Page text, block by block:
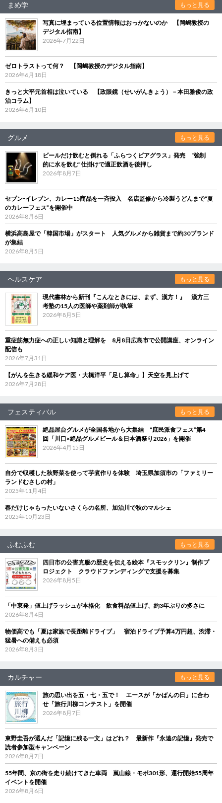
まめ学 もっと見る
写真に埋まっている位置情報はおっかないのか 【岡嶋教授の
デジタル指南】
2026年7月22日
ゼロトラストって何？ 【岡嶋教授のデジタル指南】
2026年6月18日
きっと大平元首相は泣いている 【政眼鏡（せいがんきょう）－本田雅俊の政
治コラム】
2026年6月10日
グルメ もっと見る
ビールだけ飲むと倒れる「ふらつくビアグラス」発売 “強制
的に水を飲む”仕掛けで適正飲酒を後押し
2026年8月7日
セブン‐イレブン、カレー15商品を一斉投入 名店監修から冷製うどんまで“夏
のカレーフェス”を開催中
2026年8月6日
横浜高島屋で「韓国市場」がスタート 人気グルメから雑貨まで約30ブランド
が集結
2026年8月5日
ヘルスケア もっと見る
現代書林から新刊『こんなときには、まず、漢方！』 漢方三
考塾の15人の医師や薬剤師が執筆
2026年8月5日
重症筋無力症への正しい知識と理解を 8月8日広島市で公開講座、オンライン
配信も
2026年7月31日
【がんを生きる緩和ケア医・大橋洋平「足し算命」】天空を見上げて
2026年7月28日
フェスティバル もっと見る
絶品屋台グルメが全国各地から大集結 “庶民派食フェス”第4
回「川口×絶品グルメビール＆日本酒祭り2026」を開催
2026年4月15日
自分で収穫した秋野菜を使って芋煮作りを体験 埼玉県加須市の「ファミリー
ランドむさしの村」
2025年11月4日
春だけじゃもったいないさくらの名所、加治川で秋のマルシェ
2025年10月23日
ふむふむ もっと見る
四日市の公害克服の歴史を伝える絵本『スモックリン』制作プ
ロジェクト クラウドファンディングで支援を募集
2026年8月5日
「中東発」値上げラッシュが本格化 飲食料品値上げ、約3年ぶりの多さに
2026年8月4日
物価高でも「夏は家族で長距離ドライブ」 宿泊ドライブ予算4万円超、渋滞・
猛暑への備えも必須
2026年8月3日
カルチャー もっと見る
旅の思い出を五・七・五で！ エースが「かばんの日」に合わ
せ「旅行川柳コンテスト」を開催
2026年8月7日
東野圭吾が選んだ「記憶に残る一文」はどれ？ 最新作『永遠の記憶』発売で
読者参加型キャンペーン
2026年8月7日
55年間、京の街を走り続けてきた車両 嵐山線・モボ301形、運行開始55周年
イベントを開催
2026年8月6日